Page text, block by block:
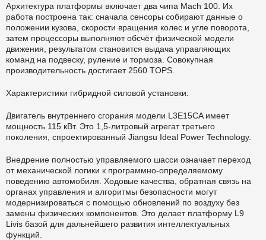
Архитектура платформы включает два чипа Mach 100. Их
работа построена так: сначала сенсоры собирают данные о
положении кузова, скорости вращения колес и угле поворота,
затем процессоры выполняют обсчёт физической модели
движения, результатом становится выдача управляющих
команд на подвеску, руление и тормоза. Совокупная
производительность достигает 2560 TOPS.
Характеристики гибридной силовой установки:
Двигатель внутреннего сгорания модели L3E15CA имеет
мощность 115 кВт. Это 1,5-литровый агрегат третьего
поколения, спроектированный Jiangsu Ideal Power Technology.
Внедрение полностью управляемого шасси означает переход
от механической логики к программно-определяемому
поведению автомобиля. Ходовые качества, обратная связь на
органах управления и алгоритмы безопасности могут
модернизироваться с помощью обновлений по воздуху без
замены физических компонентов. Это делает платформу L9
Livis базой для дальнейшего развития интеллектуальных
функций.